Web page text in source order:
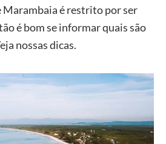
Marambaia é restrito por ser
é bom se informar quais são
nossas dicas.